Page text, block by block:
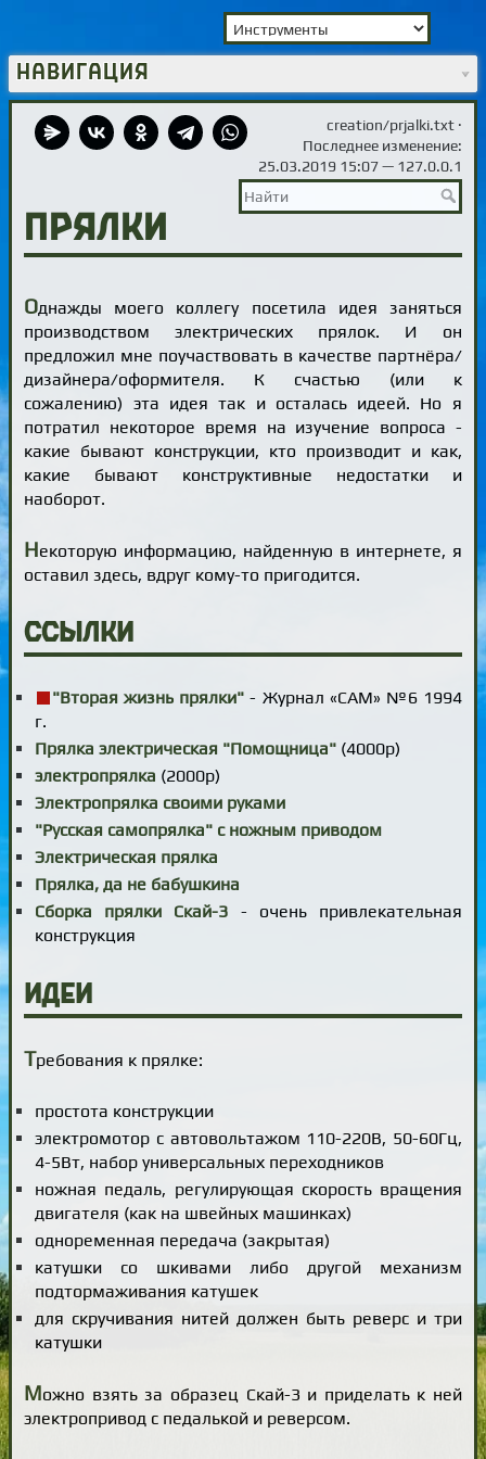
Навигация
creation/prjalki.txt·
Последнее изменение:
25.03.2019 15:07 — 127.0.0.1
Прялки
Однажды моего коллегу посетила идея заняться
производством электрических прялок. И он
предложил мне поучаствовать в качестве партнёра/
дизайнера/оформителя. К счастью (или к
сожалению) эта идея так и осталась идеей. Но я
потратил некоторое время на изучение вопроса -
какие бывают конструкции, кто производит и как,
какие бывают конструктивные недостатки и
наоборот.
Некоторую информацию, найденную в интернете, я
оставил здесь, вдруг кому-то пригодится.
Ссылки
"Вторая жизнь прялки" - Журнал «САМ» №6 1994
г.
Прялка электрическая "Помощница" (4000р)
электропрялка (2000p)
Электропрялка своими руками
"Русская самопрялка" с ножным приводом
Электрическая прялка
Прялка, да не бабушкина
Сборка прялки Скай-3 - очень привлекательная
конструкция
Идеи
Требования к прялке:
простота конструкции
электромотор с автовольтажом 110-220В, 50-60Гц,
4-5Вт, набор универсальных переходников
ножная педаль, регулирующая скорость вращения
двигателя (как на швейных машинках)
одноременная передача (закрытая)
катушки со шкивами либо другой механизм
подтормаживания катушек
для скручивания нитей должен быть реверс и три
катушки
Можно взять за образец Скай-3 и приделать к ней
электропривод с педалькой и реверсом.